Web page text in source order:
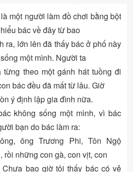
một người làm đồ chơi bằng bột
bác về đây từ bao
ra, lớn lên đã thấy bác ở phố này
một mình. Người ta
theo một gánh hát tuồng đi
bác đều đã mất từ lâu. Giờ
ý định lập gia đình nữa.
không sống một mình, vì bác
bạn do bác làm ra:
ông Trương Phi, Tôn Ngộ
những con gà, con vịt, con
bao giờ tôi thấy bác có vẻ